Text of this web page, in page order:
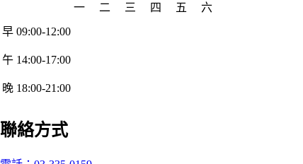
一
二 三 四 五
六
早 09:00-12:00
午 14:00-17:00
晚 18:00-21:00
聯絡方式